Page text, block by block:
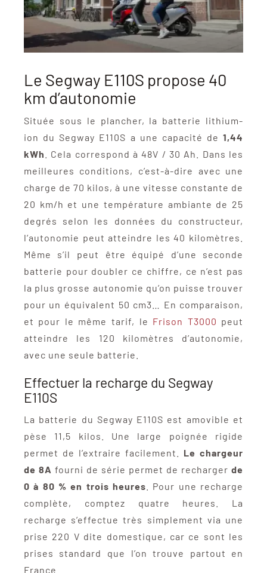
Le Segway E110S propose 40
km d’autonomie
Située sous le plancher, la batterie lithium-
ion du Segway E110S a une capacité de1,44
kWh
. Cela correspond à 48V / 30 Ah. Dans les
meilleures conditions, c’est-à-dire avec une
charge de 70 kilos, à une vitesse constante de
20 km/h et une température ambiante de 25
degrés selon les données du constructeur,
l’autonomie peut atteindre les 40 kilomètres.
Même s’il peut être équipé d’une seconde
batterie pour doubler ce chiffre, ce n’est pas
la plus grosse autonomie qu’on puisse trouver
pour un équivalent 50 cm3… En comparaison,
et pour le même tarif, le Frison T3000 peut
atteindre les 120 kilomètres d’autonomie,
avec une seule batterie.
Effectuer la recharge du Segway
E110S
La batterie du Segway E110S est amovible et
pèse 11,5 kilos. Une large poignée rigide
permet de l’extraire facilement. Le chargeur
de 8A fourni de série permet de rechargerde
0 à 80 % en trois heures . Pour une recharge
complète, comptez quatre heures. La
recharge s’effectue très simplement via une
prise 220 V dite domestique, car ce sont les
prises standard que l’on trouve partout en
France.